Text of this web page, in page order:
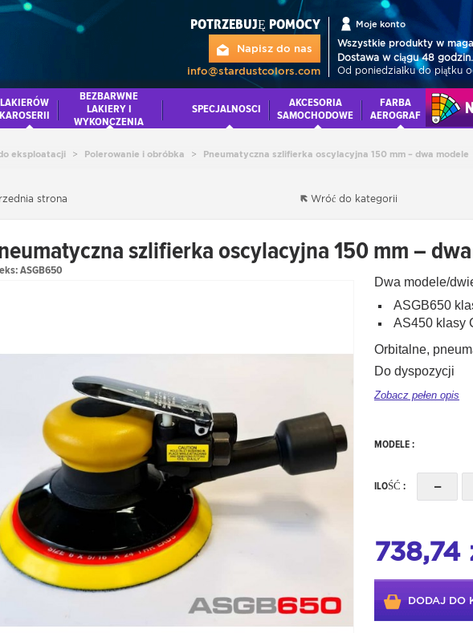
POTRZEBUJĘ POMOCY
Napisz do nas
info@stardustcolors.com
Moje konto
Wszystkie produkty w
Dostawa w ciągu 48 godzin.
Od poniedziałku do piątku
LAKIERÓW
KAROSERII
BEZBARWNE
LAKIERY I
WYKONCZENIA
SPECJALNOSCI
AKCESORIA
SAMOCHODOWE
FARBA
AEROGRAF
eksploatacji > Polerowanie i obróbka > Pneumatyczna szlifierka oscylacyjna 150 mm – dwa modele
strona Wróć do kategorii
szlifierka oscylacyjna 150 mm –
ASGB650
Dwa modele/
ASGB650
AS450 klasy
Orbitalne,
Do dyspozycji
Zobacz pełen opis
MODELE :
ILOŚĆ : -
738,74
DODAJ DO